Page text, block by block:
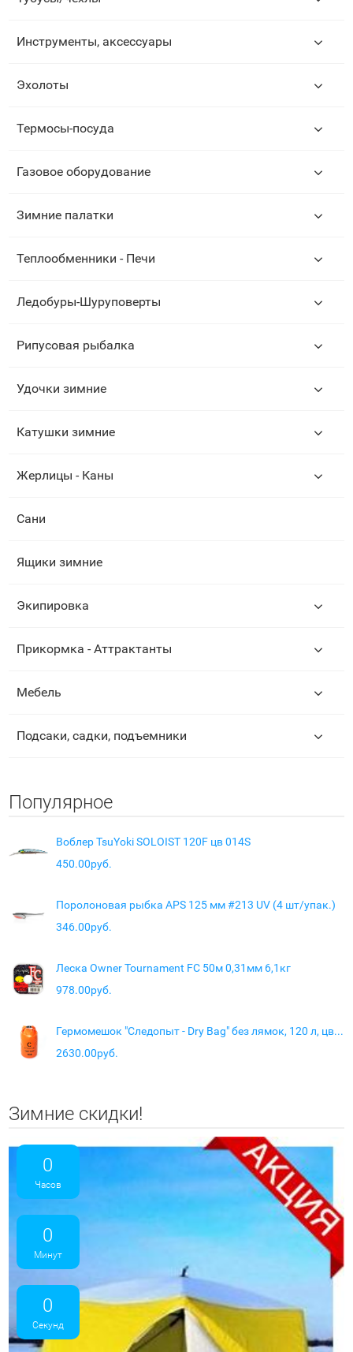
Инструменты, аксессуары
Эхолоты
Термосы-посуда
Газовое оборудование
Зимние палатки
Теплообменники - Печи
Ледобуры-Шуруповерты
Рипусовая рыбалка
Удочки зимние
Катушки зимние
Жерлицы - Каны
Сани
Ящики зимние
Экипировка
Прикормка - Аттрактанты
Мебель
Подсаки, садки, подъемники
Популярное
Воблер TsuYoki SOLOIST 120F цв 014S
450.00руб.
Поролоновая рыбка APS 125 мм #213 UV (4 шт/упак.)
346.00руб.
Леска Owner Tournament FC 50м 0,31мм 6,1кг
978.00руб.
Гермомешок "Следопыт - Dry Bag" без лямок, 120 л, цв. оранжевый
2630.00руб.
Зимние скидки!
0
Часов
0
Минут
0
Секунд